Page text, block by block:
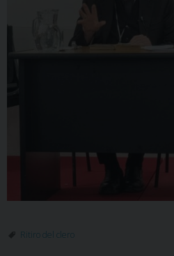
Ritiro del clero